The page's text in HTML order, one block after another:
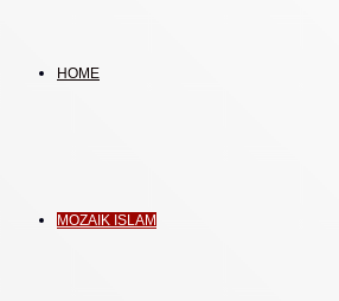
HOME
MOZAIK ISLAM